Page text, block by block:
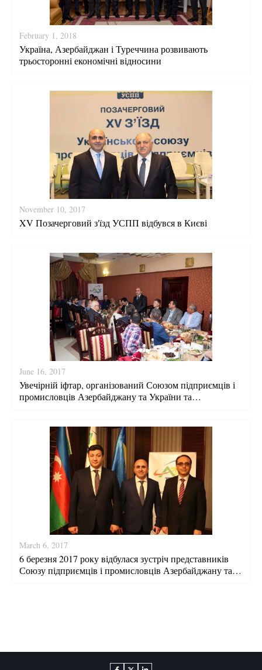
February 1, 2018
Україна, Азербайджан і Туреччина розвивають
трьосторонні економічні відносини
November 10, 2017
XV Позачерговий з'їзд УСПП відбувся в Києві
June 16, 2017
Увечірній іфтар, організований Союзом підприємців і
промисловців Азербайджану та України та
March 6, 2017
6 березня 2017 року відбулася зустріч представників
Союзу підприємців і промисловців Азербайджану та